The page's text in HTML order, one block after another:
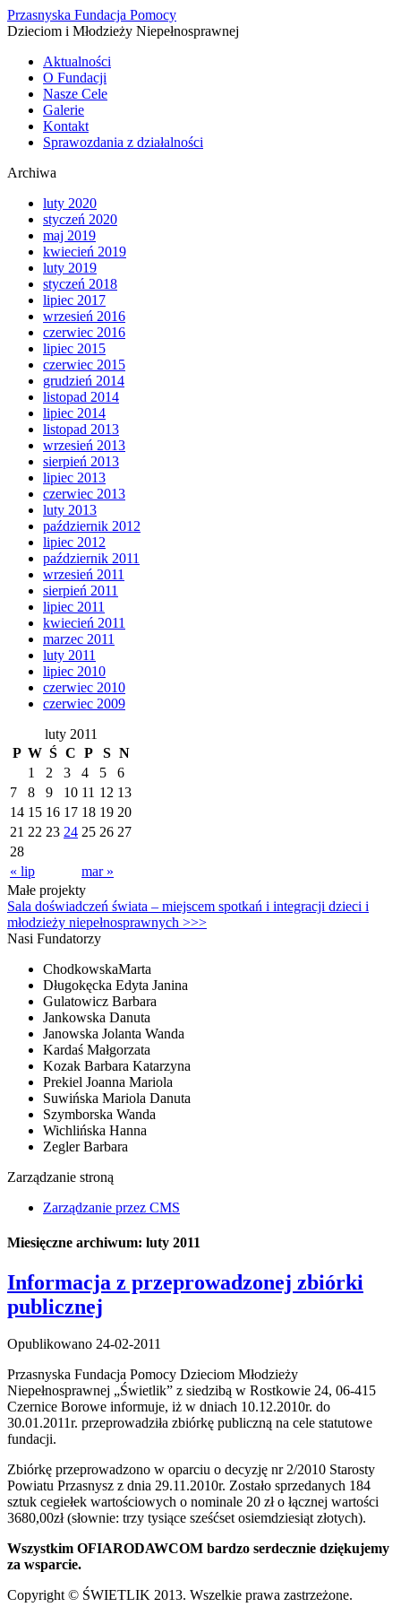
Przasnyska Fundacja Pomocy
Dzieciom i Młodzieży Niepełnosprawnej
Aktualności
O Fundacji
Nasze Cele
Galerie
Kontakt
Sprawozdania z działalności
Archiwa
luty 2020
styczeń 2020
maj 2019
kwiecień 2019
luty 2019
styczeń 2018
lipiec 2017
wrzesień 2016
czerwiec 2016
lipiec 2015
czerwiec 2015
grudzień 2014
listopad 2014
lipiec 2014
listopad 2013
wrzesień 2013
sierpień 2013
lipiec 2013
czerwiec 2013
luty 2013
październik 2012
lipiec 2012
październik 2011
wrzesień 2011
sierpień 2011
lipiec 2011
kwiecień 2011
marzec 2011
luty 2011
lipiec 2010
czerwiec 2010
czerwiec 2009
luty 2011
P W Ś C P S N
« lip mar »
1 2 3 4 5
6
7
8 9 10 11 12 13
14 15 16 17 18 19 20
21 22 23 24 25 26 27
28
Małe projekty
Sala doświadczeń świata – miejscem spotkań i integracji dzieci i
młodzieży niepełnosprawnych >>>
Nasi Fundatorzy
ChodkowskaMarta
Długokęcka Edyta Janina
Gulatowicz Barbara
Jankowska Danuta
Janowska Jolanta Wanda
Kardaś Małgorzata
Kozak Barbara Katarzyna
Prekiel Joanna Mariola
Suwińska Mariola Danuta
Szymborska Wanda
Wichlińska Hanna
Zegler Barbara
Zarządzanie stroną
Zarządzanie przez CMS
Miesięczne archiwum: luty 2011
Informacja z przeprowadzonej zbiórki
publicznej
Opublikowano 24-02-2011
Przasnyska Fundacja Pomocy Dzieciom Młodzieży
Niepełnosprawnej „Świetlik” z siedzibą w Rostkowie 24, 06-415
Czernice Borowe informuje, iż w dniach 10.12.2010r. do
30.01.2011r. przeprowadziła zbiórkę publiczną na cele statutowe
fundacji.
Zbiórkę przeprowadzono w oparciu o decyzję nr 2/2010 Starosty
Powiatu Przasnysz z dnia 29.11.2010r. Zostało sprzedanych 184
sztuk cegiełek wartościowych o nominale 20 zł o łącznej wartości
3680,00zł (słownie: trzy tysiące sześćset osiemdziesiąt złotych).
Wszystkim OFIARODAWCOM bardzo serdecznie dziękujemy
za wsparcie.
Copyright © ŚWIETLIK 2013. Wszelkie prawa zastrzeżone.
Informacja na temat cookies
znajdują się w Polityce prywatności.
Akceptuję pliki cookies z tej strony.